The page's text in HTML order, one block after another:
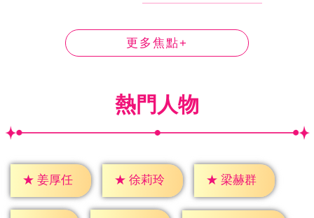
更多焦點+
熱門人物
★ 姜厚任 ★ 徐莉玲 ★ 梁赫群